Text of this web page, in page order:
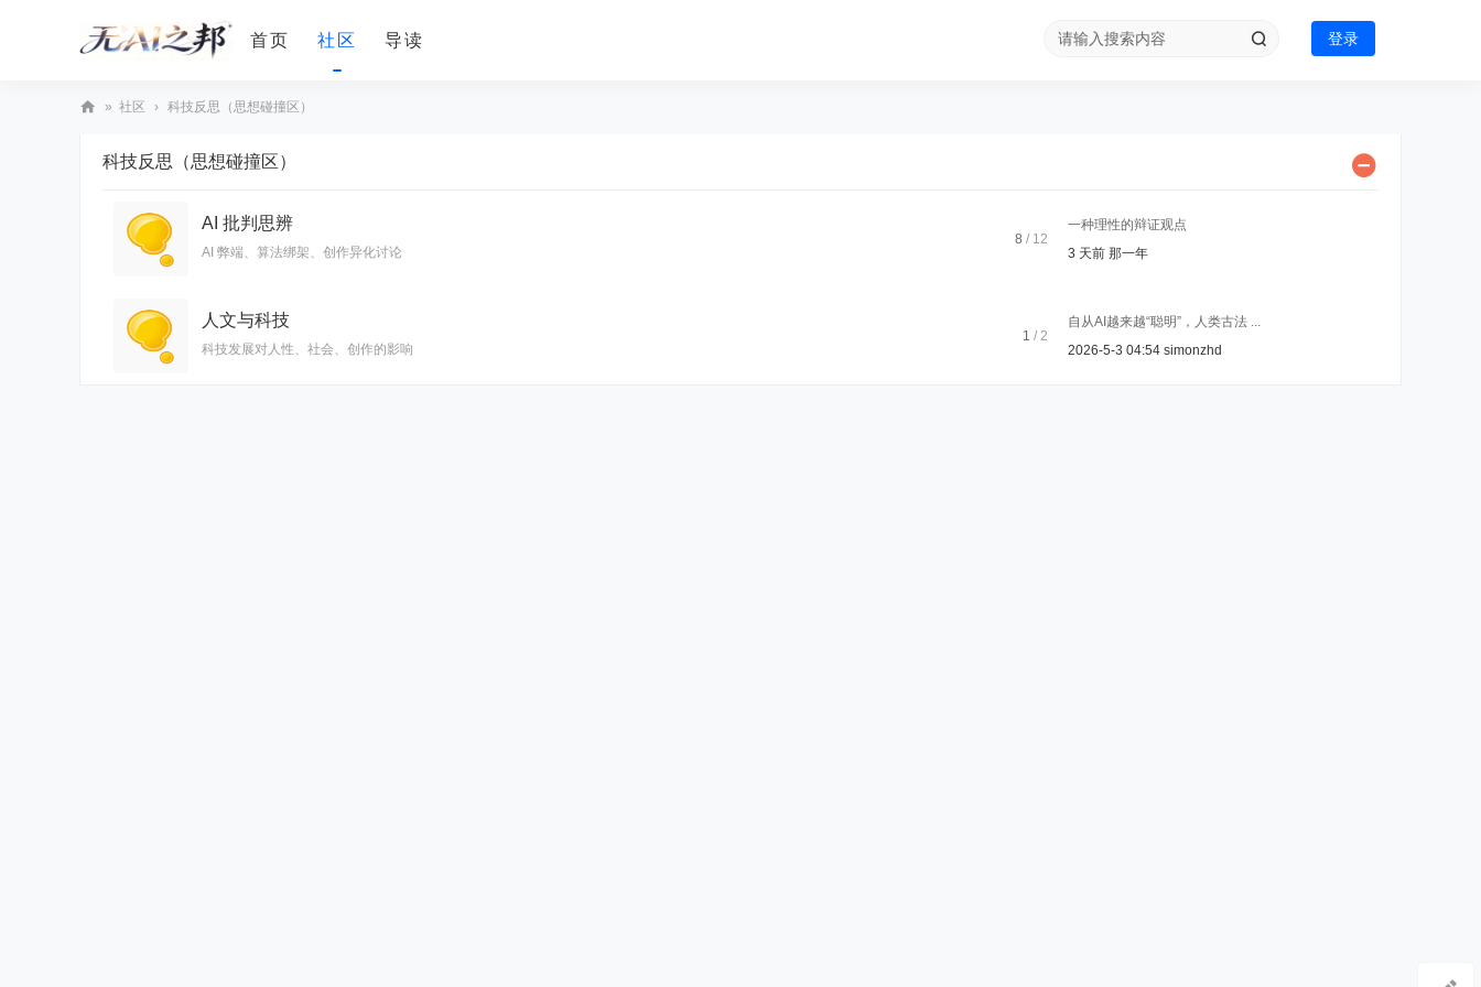
首页 社区 导读 登录
» 社区 › 科技反思（思想碰撞区）
科技反思（思想碰撞区）
AI 批判思辨
AI 弊端、算法绑架、创作异化讨论
8 / 12
一种理性的辩证观点
3 天前 那一年
人文与科技
科技发展对人性、社会、创作的影响
1 / 2
自从AI越来越“聪明”，人类古法 ...
2026-5-3 04:54 simonzhd